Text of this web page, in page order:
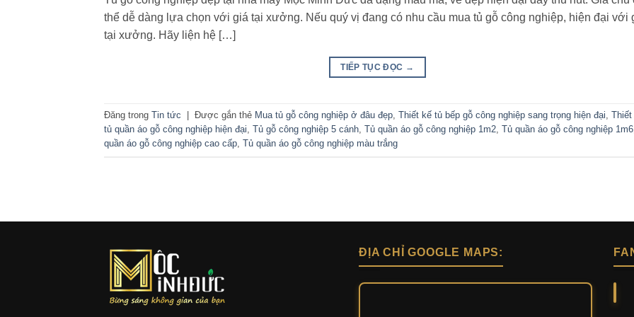
thể dễ dàng lựa chọn với giá tại xưởng. Nếu quý vị đang có nhu cầu mua tủ gỗ công nghiệp, hiện đại với
tại xưởng. Hãy liện hệ […]
TIẾP TỤC ĐỌC →
Đăng trong Tin tức Được gắn thẻ Mua tủ gỗ công nghiệp ở đâu đẹp, Thiết kế tủ bếp gỗ công nghiệp sang trọng hiện đại, Thiết
tủ quần áo gỗ công nghiệp hiện đại, Tủ gỗ công nghiệp 5 cánh, Tủ quần áo gỗ công nghiệp 1m2, Tủ quần áo gỗ công nghiệp 1m6
quần áo gỗ công nghiệp cao cấp, Tủ quần áo gỗ công nghiệp màu trắng
ĐỊA CHỈ GOOGLE MAPS: